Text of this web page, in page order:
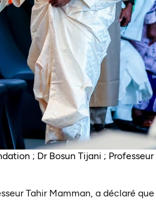
; Dr Bosun Tijani ;
Tahir Mamman, a déclaré